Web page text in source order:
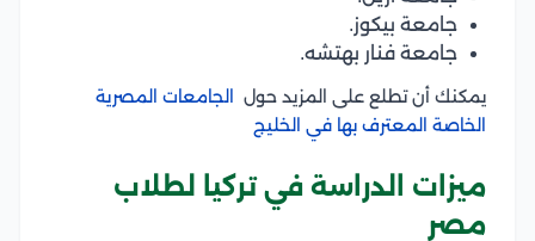
جامعة بيكوز.
جامعة فنار بهتشه.
يمكنك أن تطلع على المزيد حول
الجامعات المصرية
الخاصة المعترف بها في الخليج
ميزات الدراسة في تركيا لطلاب
مصر